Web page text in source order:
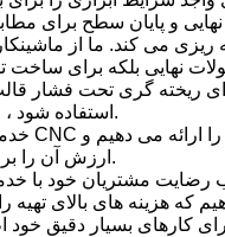
و پایان سطح برای
می کند. ما از
نهایی بلکه برای
ریخته گری تحت فشار
استفاده شود ، استفاده می کنیم.
ارزش آن را برای پول خود دارید.